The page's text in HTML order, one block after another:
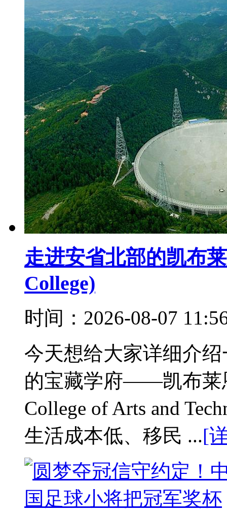
走进安省北部的凯布
College)
时间：2026-08-07
今天想给大家详细介
的宝藏学府——凯布莱
College of Arts and
生活成本低、移民 ...[